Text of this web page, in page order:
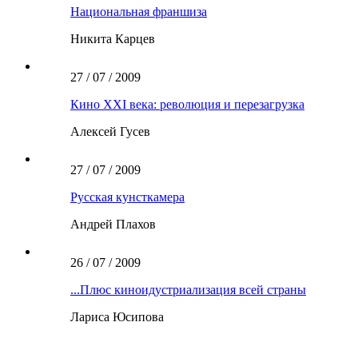
Национальная франшиза
Никита Карцев
27 / 07 / 2009
Кино XXI века: революция и перезагрузка
Алексей Гусев
27 / 07 / 2009
Русская кунсткамера
Андрей Плахов
26 / 07 / 2009
...Плюс киноидустриализация всей страны
Лариса Юсипова